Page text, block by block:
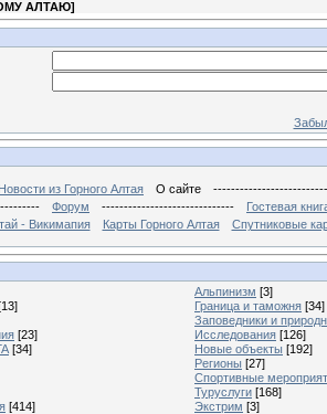
АЛТАЮ]
Новости из Горного Алтая О сайте
Форум ------------------------------
Гостевая
- Викимапия
Карты Горного Алтая Спутниковые
Альпинизм [3]
Граница и таможня [34]
Заповедники и
[23] Исследования [126]
[34] Новые объекты [192]
Регионы [27]
Спортивные
Туруслуги [168]
[414] Экстрим [3]